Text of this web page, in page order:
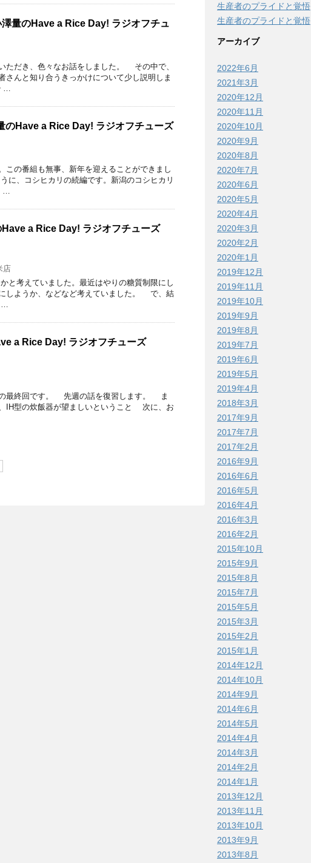
澤量のHave a Rice Day! ラジオフチュ
ただき、色々なお話をしました。 その中で、
さんと知り合うきっかけについて少し説明しま
…
のHave a Rice Day! ラジオフチューズ
の番組も無事、新年を迎えることができまし
、コシヒカリの続編です。新潟のコシヒカリ
…
Have a Rice Day! ラジオフチューズ
店
と考えていました。最近はやりの糖質制限にし
しようか、などなど考えていました。 で、結
…
a Rice Day! ラジオフチューズ
最終回です。 先週の話を復習します。 ま
IH型の炊飯器が望ましいということ 次に、お
生産者のプライドと覚悟
生産者のプライドと覚悟
アーカイブ
2022年6月
2021年3月
2020年12月
2020年11月
2020年10月
2020年9月
2020年8月
2020年7月
2020年6月
2020年5月
2020年4月
2020年3月
2020年2月
2020年1月
2019年12月
2019年11月
2019年10月
2019年9月
2019年8月
2019年7月
2019年6月
2019年5月
2019年4月
2018年3月
2017年9月
2017年7月
2017年2月
2016年9月
2016年6月
2016年5月
2016年4月
2016年3月
2016年2月
2015年10月
2015年9月
2015年8月
2015年7月
2015年5月
2015年3月
2015年2月
2015年1月
2014年12月
2014年10月
2014年9月
2014年6月
2014年5月
2014年4月
2014年3月
2014年2月
2014年1月
2013年12月
2013年11月
2013年10月
2013年9月
2013年8月